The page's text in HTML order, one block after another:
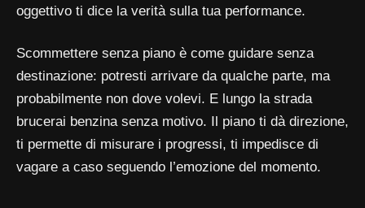
oggettivo ti dice la verità sulla tua performance.
Scommettere senza piano è come guidare senza
destinazione: potresti arrivare da qualche parte, ma
probabilmente non dove volevi. E lungo la strada
brucerai benzina senza motivo. Il piano ti dà direzione,
ti permette di misurare i progressi, ti impedisce di
vagare a caso seguendo l’emozione del momento.